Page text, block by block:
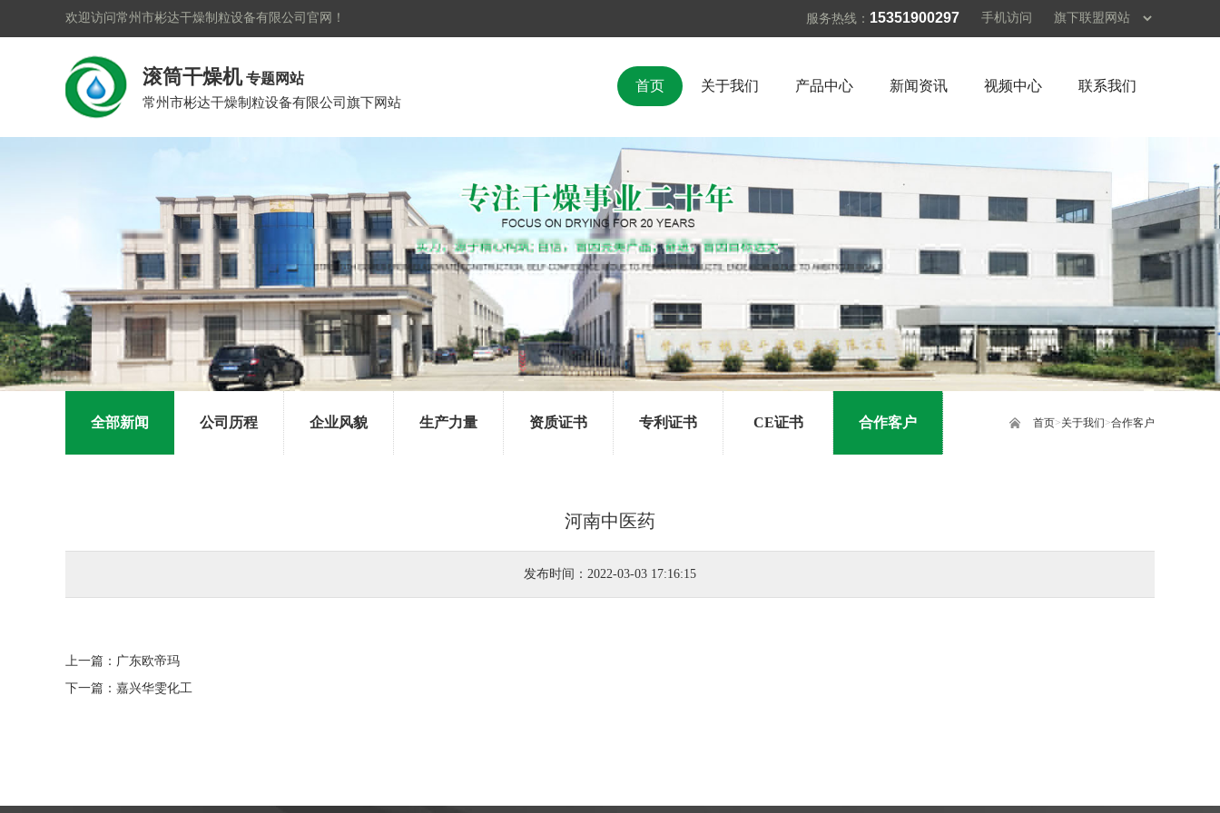
欢迎访问常州市彬达干燥制粒设备有限公司官网！ 手机访问
服务热线： 15351900297
滚筒干燥机专题网站
常州市彬达干燥制粒设备有限公司旗下网站
首页 关于我们 产品中心 新闻资讯 视频中心 联系我们
首页>关于我们>合作客户
全部新闻 公司历程 企业风貌 生产力量 资质证书 专利证书 CE证书 合作客户
河南中医药
发布时间：2022-03-03 17:16:15
上一篇： 广东欧帝玛
下一篇： 嘉兴华雯化工